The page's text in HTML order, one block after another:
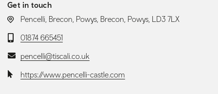
Get in touch
LOCATION:
Pencelli, Brecon, Powys, Brecon, Powys, LD3 7LX
Telephone:
01874 665451
Email:pencelli@tiscali.co.uk
Website:https://www.pencelli-castle.com